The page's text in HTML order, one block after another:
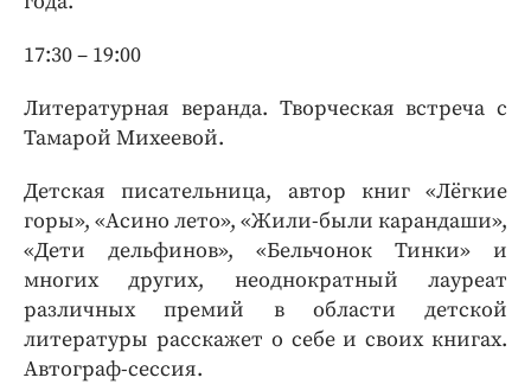
17:30 – 19:00
Литературная веранда. Творческая встреча с
Тамарой Михеевой.
Детская писательница, автор книг «Лёгкие
горы», «Асино лето», «Жили-были карандаши»,
«Дети дельфинов», «Бельчонок Тинки» и
многих других, неоднократный лауреат
различных премий в области детской
литературы расскажет о себе и своих книгах.
Автограф-сессия.